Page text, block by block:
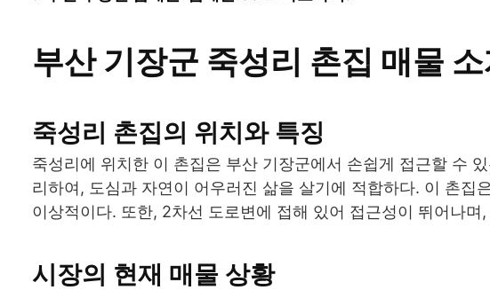
부산 기장군 죽성리 촌집 매물 소
죽성리 촌집의 위치와 특징
죽성리에 위치한 이 촌집은 부산 기장군에서 손쉽게 접근할 수
리하여, 도심과 자연이 어우러진 삶을 살기에 적합하다. 이 촌집
이상적이다. 또한, 2차선 도로변에 접해 있어 접근성이 뛰어나
시장의 현재 매물 상황